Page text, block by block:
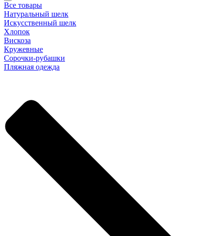
Все товары
Натуральный шелк
Искусственный шелк
Хлопок
Вискоза
Кружевные
Сорочки-рубашки
Пляжная одежда